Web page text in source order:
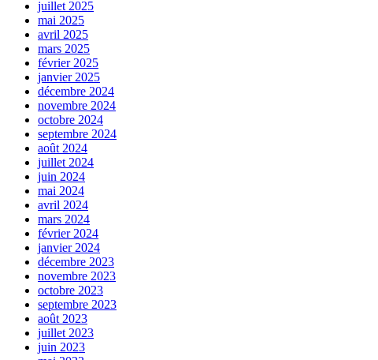
juillet 2025
mai 2025
avril 2025
mars 2025
février 2025
janvier 2025
décembre 2024
novembre 2024
octobre 2024
septembre 2024
août 2024
juillet 2024
juin 2024
mai 2024
avril 2024
mars 2024
février 2024
janvier 2024
décembre 2023
novembre 2023
octobre 2023
septembre 2023
août 2023
juillet 2023
juin 2023